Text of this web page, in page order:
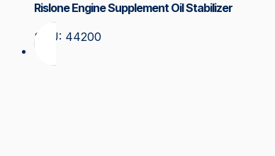
Rislone Engine Supplement Oil Stabilizer
SKU: 44200